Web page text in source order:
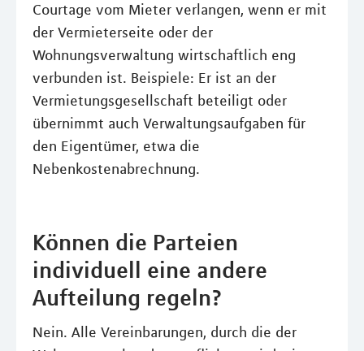
Courtage vom Mieter verlangen, wenn er mit
der Vermieterseite oder der
Wohnungsverwaltung wirtschaftlich eng
verbunden ist. Beispiele: Er ist an der
Vermietungsgesellschaft beteiligt oder
übernimmt auch Verwaltungsaufgaben für
den Eigentümer, etwa die
Nebenkostenabrechnung.
Können die Parteien
individuell eine andere
Aufteilung regeln?
Nein. Alle Vereinbarungen, durch die der